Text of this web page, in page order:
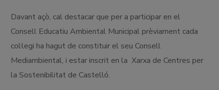
Davant açò, cal destacar que per a participar en el
Consell Educatiu Ambiental Municipal prèviament cada
col·legi ha hagut de constituir el seu Consell
Mediambiental, i estar inscrit en la Xarxa de Centres per
la Sostenibilitat de Castelló.